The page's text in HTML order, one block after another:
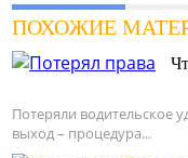
ПОХОЖИЕ
Потеряли водительское
выход – процедура...